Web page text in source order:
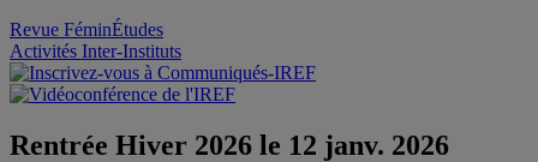
Revue FéminÉtudes
Activités Inter-Instituts
Rentrée Hiver 2026 le 12 janv. 2026